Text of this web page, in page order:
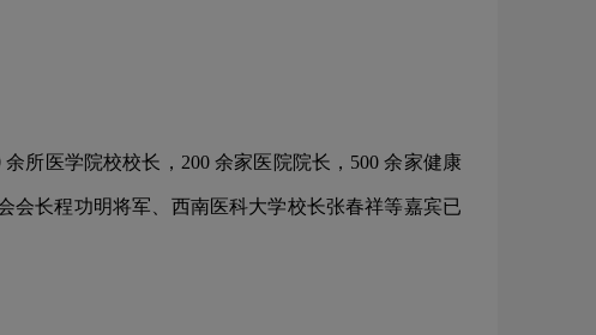
所医学院校校长，200 余家医院院长，500 余家健康
会长程功明将军、西南医科大学校长张春祥等嘉宾已